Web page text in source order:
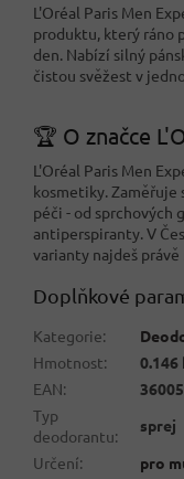
L'Oréal Paris Men
produktu, který ráno
den. Nabízí silný
čistou svěžest v
🏆 O značce
L'Oréal Paris Men
kosmetiky. Zaměřuje
péči - od sprchových
antiperspiranty. V
varianty najdeš právě
Doplňkové
Kategorie:
Hmotnost:
0.146
EAN:
Typ
deodorantu:
sprej
Určení: pro